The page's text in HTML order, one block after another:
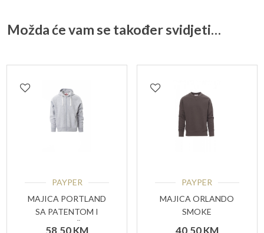
Možda će vam se također svidjeti…
PAYPER
MAJICA PORTLAND
SA PATENTOM I
KAPULJAČOM
58,50KM
PAYPER
MAJICA ORLANDO
SMOKE
40,50KM